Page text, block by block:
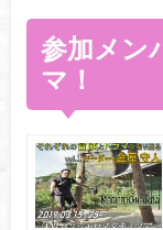
参加メン
マ！